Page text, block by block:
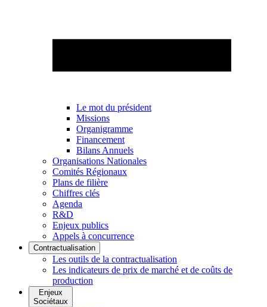
Le mot du président
Missions
Organigramme
Financement
Bilans Annuels
Organisations Nationales
Comités Régionaux
Plans de filière
Chiffres clés
Agenda
R&D
Enjeux publics
Appels à concurrence
Contractualisation
Les outils de la contractualisation
Les indicateurs de prix de marché et de coûts de
production
Enjeux
Sociétaux